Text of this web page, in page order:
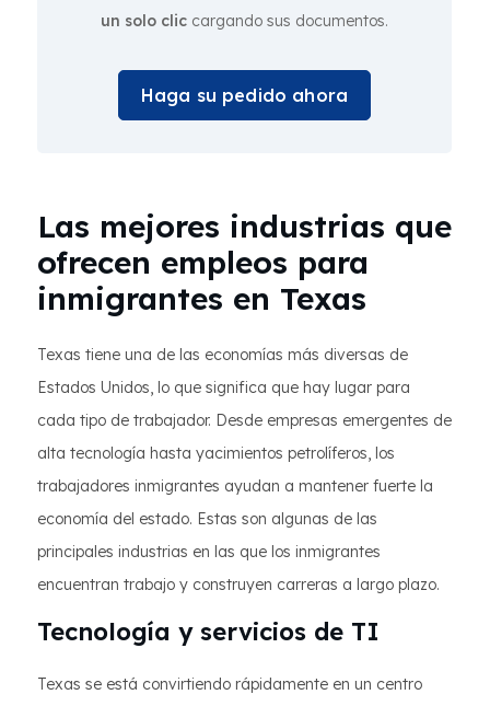
un solo clic cargando sus documentos.
Haga su pedido ahora
Las mejores industrias que
ofrecen empleos para
inmigrantes en Texas
Texas tiene una de las economías más diversas de
Estados Unidos, lo que significa que hay lugar para
cada tipo de trabajador. Desde empresas emergentes de
alta tecnología hasta yacimientos petrolíferos, los
trabajadores inmigrantes ayudan a mantener fuerte la
economía del estado. Estas son algunas de las
principales industrias en las que los inmigrantes
encuentran trabajo y construyen carreras a largo plazo.
Tecnología y servicios de TI
Texas se está convirtiendo rápidamente en un centro